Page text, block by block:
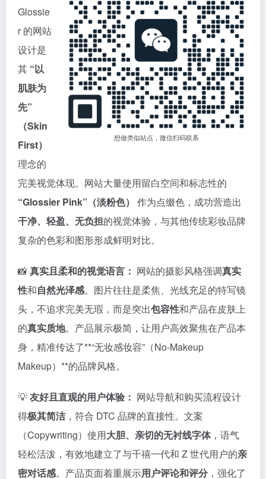
想做类似站点，微信扫码联系
Glossie
r 的网站
设计是
其 “以
肌肤为
先”
（Skin
First）
理念的
完美视觉体现。网站大量使用留白空间和标志性的
“Glossier Pink”（淡粉色） 作为点缀色，成功营造出
干净、轻盈、无负担的视觉体验，与其他传统彩妆品牌
复杂的色彩和图形形成鲜明对比。
📸真实且柔和的视觉语言： 网站的摄影风格强调真实
性和自然光泽感。图片往往是柔焦、光线充足的特写镜
头，不追求完美无瑕，而是突出包容性和产品在皮肤上
的真实质地。产品展示极简，让用户高效聚焦在产品本
身，精准传达了**“无妆感妆容”（No-Makeup
Makeup）**的品牌风格。
💡友好且直观的用户体验： 网站导航和购买流程设计
得极其简洁，符合 DTC 品牌的直接性。文案
（Copywriting）使用大胆、亲切的无衬线字体，语气
轻松活泼，有效地建立了与千禧一代和 Z 世代用户的亲
密对话感。产品页面着重展示用户评论和评分，强化了